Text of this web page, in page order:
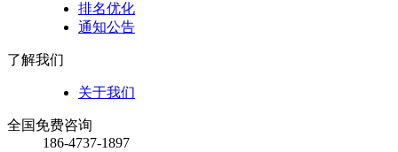
排名优化
通知公告
了解我们
关于我们
全国免费咨询
186-4737-1897